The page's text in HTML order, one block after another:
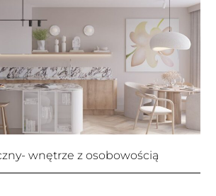
wnętrze z osobowością